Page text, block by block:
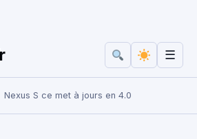
☰
Nexus S ce met à jours en 4.0